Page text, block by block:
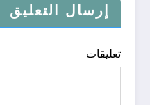
إرسال التعليق
تعليقات